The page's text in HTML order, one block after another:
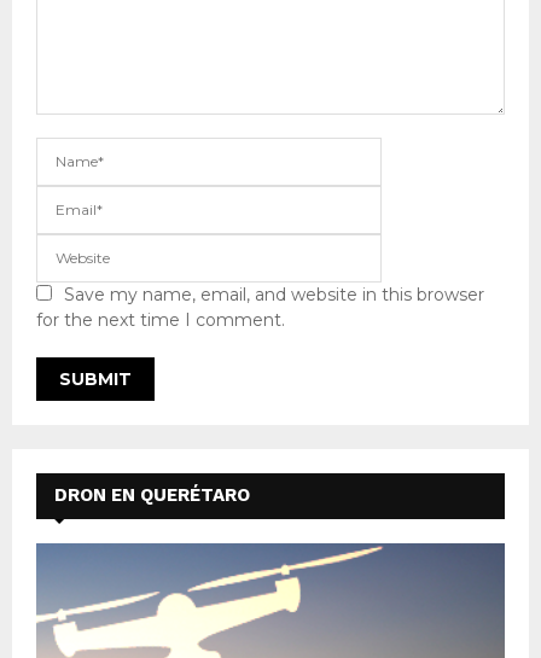
Save my name, email, and website in this browser
for the next time I comment.
DRON EN QUERÉTARO